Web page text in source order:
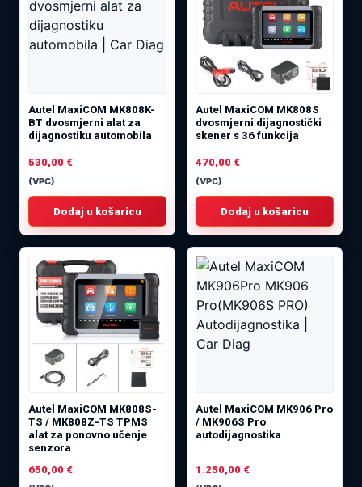
Autel MaxiCOM MK808K-
BT dvosmjerni alat za
dijagnostiku automobila
530,00 €
(VPC)
Dodaj u košaricu
Autel MaxiCOM MK808S
dvosmjerni dijagnostički
skener s 36 funkcija
470,00 €
(VPC)
Dodaj u košaricu
Autel MaxiCOM MK808S-
TS / MK808Z-TS TPMS
alat za ponovno učenje
senzora
650,00 €
Autel MaxiCOM MK906 Pro
/ MK906S Pro
autodijagnostika
1.250,00 €